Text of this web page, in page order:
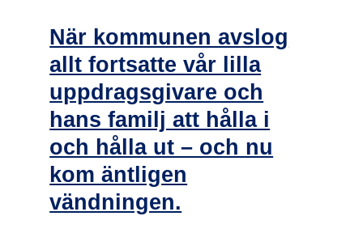
När kommunen avslog
allt fortsatte vår lilla
uppdragsgivare och
hans familj att hålla i
och hålla ut – och nu
kom äntligen
vändningen.